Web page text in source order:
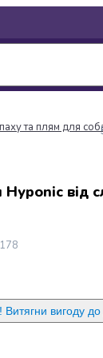
та плям для
від
Витягни вигоду